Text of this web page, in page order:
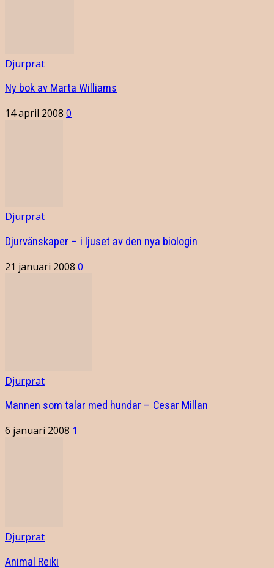
Djurprat
Ny bok av Marta Williams
14 april 2008 0
Djurprat
Djurvänskaper – i ljuset av den nya biologin
21 januari 2008 0
Djurprat
Mannen som talar med hundar – Cesar Millan
6 januari 2008 1
Djurprat
Animal Reiki